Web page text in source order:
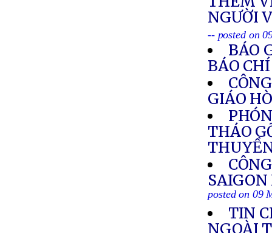
NGƯỜI
-- posted on
BÁO
BÁO
GIÁO
THÁO
posted on 09
TIN
NGOÀI